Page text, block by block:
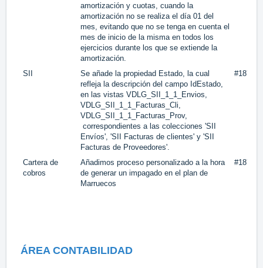
amortización y cuotas, cuando la
amortización no se realiza el día 01 del
mes, evitando que no se tenga en cuenta el
mes de inicio de la misma en todos los
ejercicios durante los que se extiende la
amortización.
SII
Se añade la propiedad Estado, la cual
refleja la descripción del campo IdEstado,
en las vistas VDLG_SII_1_1_Envios,
VDLG_SII_1_1_Facturas_Cli,
VDLG_SII_1_1_Facturas_Prov,
correspondientes a las colecciones 'SII
Envíos', 'SII Facturas de clientes' y 'SII
Facturas de Proveedores'.
#18734
Cartera de
cobros
Añadimos proceso personalizado a la hora
de generar un impagado en el plan de
Marruecos
#18747
ÁREA CONTABILIDAD